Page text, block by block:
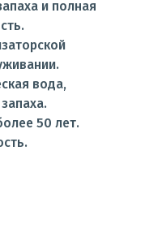
и полная
вода,
50 лет.